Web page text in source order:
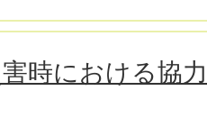
害時における協